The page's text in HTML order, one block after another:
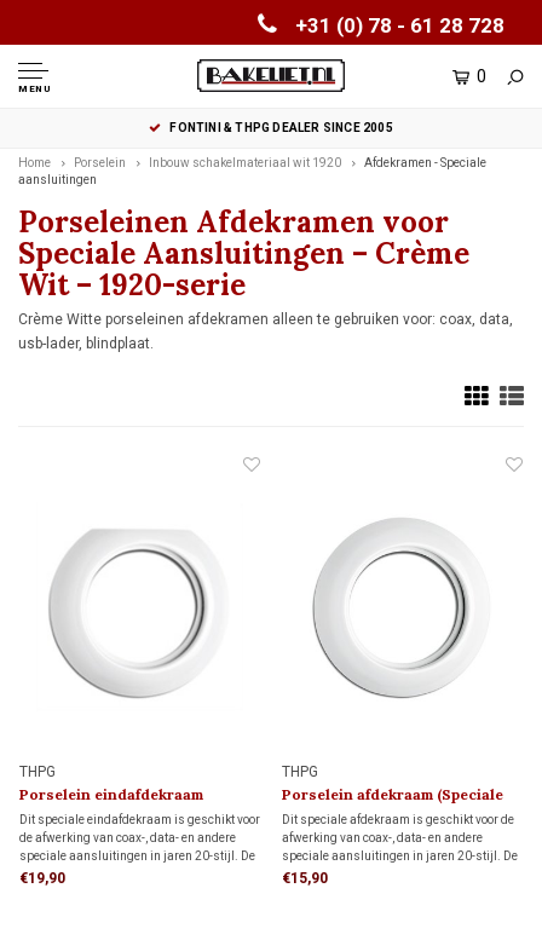
+31 (0) 78 - 61 28 728
MENU
0
FONTINI & THPG DEALER SINCE 2005
Home Porselein Inbouw schakelmateriaal wit 1920
Afdekramen - Speciale
aansluitingen
Porseleinen Afdekramen voor
Speciale Aansluitingen – Crème
Wit – 1920-serie
Crème Witte porseleinen afdekramen alleen te gebruiken voor: coax, data,
usb-lader, blindplaat.
THPG
Porselein eindafdekraam
(Speciale Aansluiting)
Dit speciale eindafdekraam is geschikt voor
de afwerking van coax-, data- en andere
speciale aansluitingen in jaren 20-stijl. De
authentieke uitstraling maakt het ideaal
€19,90
THPG
Porselein afdekraam (Speciale
Aansluiting)
Dit speciale afdekraam is geschikt voor de
afwerking van coax-, data- en andere
speciale aansluitingen in jaren 20-stijl. De
authentieke uitstraling maakt het ideaal
€15,90